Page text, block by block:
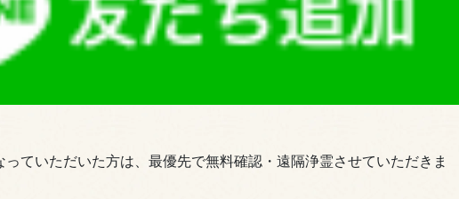
っていただいた方は、最優先で無料確認・遠隔浄霊させていただきま